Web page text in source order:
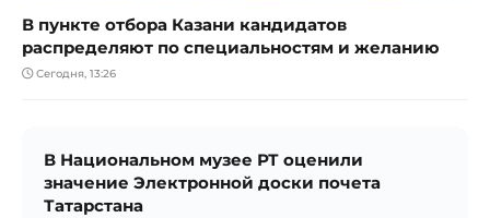
В пункте отбора Казани кандидатов
распределяют по специальностям и желанию
Сегодня, 13:26
В Национальном музее РТ оценили
значение Электронной доски почета
Татарстана